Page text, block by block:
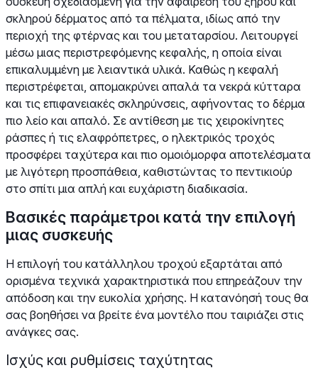
σκληρού δέρματος από τα πέλματα, ιδίως από την
περιοχή της φτέρνας και του μεταταρσίου. Λειτουργεί
μέσω μιας περιστρεφόμενης κεφαλής, η οποία είναι
επικαλυμμένη με λειαντικά υλικά. Καθώς η κεφαλή
περιστρέφεται, απομακρύνει απαλά τα νεκρά κύτταρα
και τις επιφανειακές σκληρύνσεις, αφήνοντας το δέρμα
πιο λείο και απαλό. Σε αντίθεση με τις χειροκίνητες
ράσπες ή τις ελαφρόπετρες, ο ηλεκτρικός τροχός
προσφέρει ταχύτερα και πιο ομοιόμορφα αποτελέσματα
με λιγότερη προσπάθεια, καθιστώντας το πεντικιούρ
στο σπίτι μια απλή και ευχάριστη διαδικασία.
Βασικές παράμετροι κατά την επιλογή
μιας συσκευής
Η επιλογή του κατάλληλου τροχού εξαρτάται από
ορισμένα τεχνικά χαρακτηριστικά που επηρεάζουν την
απόδοση και την ευκολία χρήσης. Η κατανόησή τους θα
σας βοηθήσει να βρείτε ένα μοντέλο που ταιριάζει στις
ανάγκες σας.
Ισχύς και ρυθμίσεις ταχύτητας